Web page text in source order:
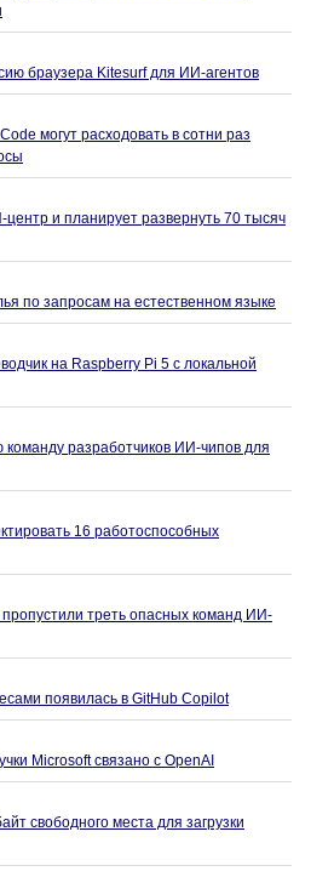
браузера Kitesurf для ИИ-агентов
могут расходовать в сотни раз
и планирует развернуть 70 тысяч
по запросам на естественном языке
на Raspberry Pi 5 с локальной
команду разработчиков ИИ-чипов для
16 работоспособных
треть опасных команд ИИ-
появилась в GitHub Copilot
Microsoft связано с OpenAI
свободного места для загрузки